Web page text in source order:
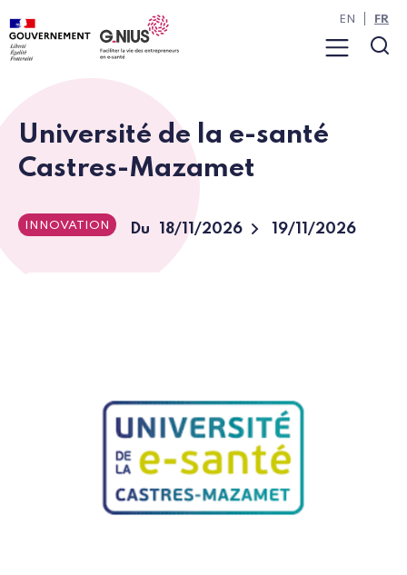
Panneau de gestion des cookies
Aller au contenu
Aller à la navigation
Menu
EN FR
Université de la e-santé
Castres-Mazamet
INNOVATION Du 18/11/2026 To 19/11/2026